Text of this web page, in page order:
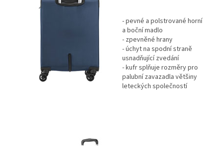
- pevné a polstrované horní
a boční madlo
- zpevněné hrany
- úchyt na spodní straně
usnadňující zvedání
- kufr splňuje rozměry pro
palubní zavazadla většiny
leteckých společností